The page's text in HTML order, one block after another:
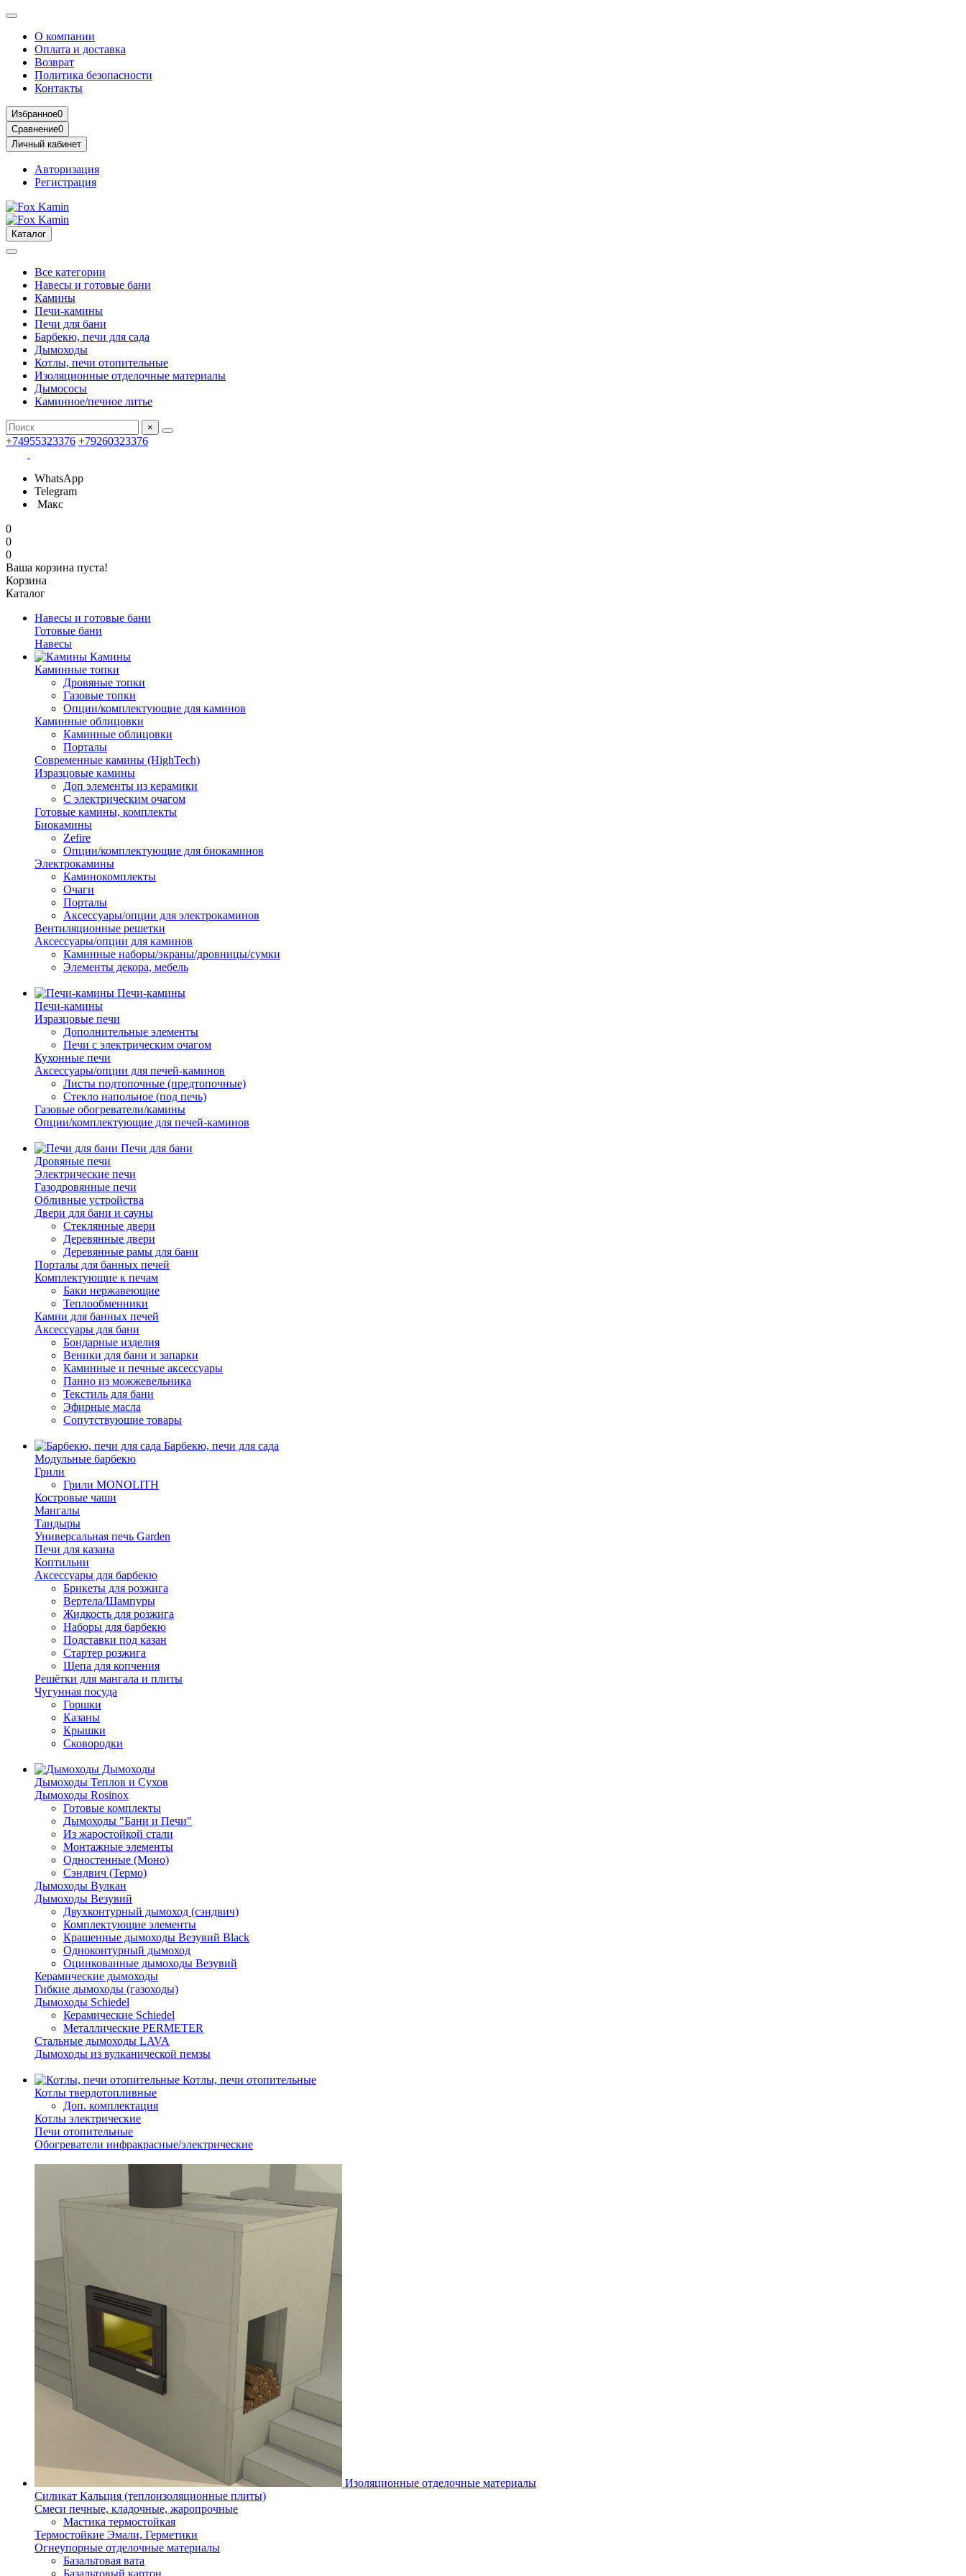
О компании
Оплата и доставка
Возврат
Политика безопасности
Контакты
Избранное0
Сравнение0
Личный кабинет
Авторизация
Регистрация
Каталог
Все категории
Навесы и готовые бани
Камины
Печи-камины
Печи для бани
Барбекю, печи для сада
Дымоходы
Котлы, печи отопительные
Изоляционные отделочные материалы
Дымососы
Каминное/печное литье
×
+74955323376 +79260323376
WhatsApp
Telegram
Макс
0
0
0
Ваша корзина пуста!
Корзина
Каталог
Навесы и готовые бани
Готовые бани
Навесы
Камины
Каминные топки
Дровяные топки
Газовые топки
Опции/комплектующие для каминов
Каминные облицовки
Каминные облицовки
Порталы
Современные камины (HighTech)
Изразцовые камины
Доп элементы из керамики
С электрическим очагом
Готовые камины, комплекты
Биокамины
Zefire
Опции/комплектующие для биокаминов
Электрокамины
Каминокомплекты
Очаги
Порталы
Аксессуары/опции для электрокаминов
Вентиляционные решетки
Аксессуары/опции для каминов
Каминные наборы/экраны/дровницы/сумки
Элементы декора, мебель
Печи-камины
Печи-камины
Изразцовые печи
Дополнительные элементы
Печи с электрическим очагом
Кухонные печи
Аксессуары/опции для печей-каминов
Листы подтопочные (предтопочные)
Стекло напольное (под печь)
Газовые обогреватели/камины
Опции/комплектующие для печей-каминов
Печи для бани
Дровяные печи
Электрические печи
Газодровянные печи
Обливные устройства
Двери для бани и сауны
Стеклянные двери
Деревянные двери
Деревянные рамы для бани
Порталы для банных печей
Комплектующие к печам
Баки нержавеющие
Теплообменники
Камни для банных печей
Аксессуары для бани
Бондарные изделия
Веники для бани и запарки
Каминные и печные аксессуары
Панно из можжевельника
Текстиль для бани
Эфирные масла
Сопутствующие товары
Барбекю, печи для сада
Модульные барбекю
Грили
Грили MONOLITH
Костровые чаши
Мангалы
Тандыры
Универсальная печь Garden
Печи для казана
Коптильни
Аксессуары для барбекю
Брикеты для розжига
Вертела/Шампуры
Жидкость для розжига
Наборы для барбекю
Подставки под казан
Стартер розжига
Щепа для копчения
Решётки для мангала и плиты
Чугунная посуда
Горшки
Казаны
Крышки
Сковородки
Дымоходы
Дымоходы Теплов и Сухов
Дымоходы Rosinox
Готовые комплекты
Дымоходы "Бани и Печи"
Из жаростойкой стали
Монтажные элементы
Одностенные (Моно)
Сэндвич (Термо)
Дымоходы Вулкан
Дымоходы Везувий
Двухконтурный дымоход (сэндвич)
Комплектующие элементы
Крашенные дымоходы Везувий Black
Одноконтурный дымоход
Оцинкованные дымоходы Везувий
Керамические дымоходы
Гибкие дымоходы (газоходы)
Дымоходы Schiedel
Керамические Schiedel
Металлические PERMETER
Стальные дымоходы LAVA
Дымоходы из вулканической пемзы
Котлы, печи отопительные
Котлы твердотопливные
Доп. комплектация
Котлы электрические
Печи отопительные
Обогреватели инфракрасные/электрические
Изоляционные отделочные материалы
Силикат Кальция (теплоизоляционные плиты)
Смеси печные, кладочные, жаропрочные
Мастика термостойкая
Термостойкие Эмали, Герметики
Огнеупорные отделочные материалы
Базальтовая вата
Базальтовый картон